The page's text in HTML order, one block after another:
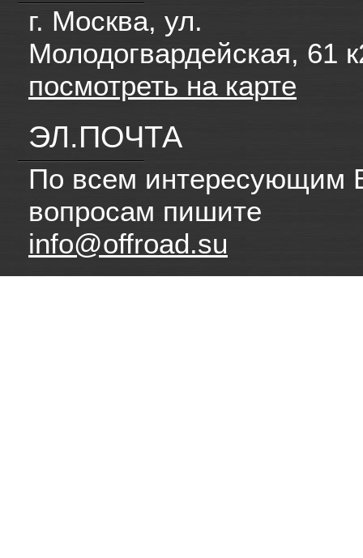
г. Москва, ул.
Молодогвардейская, 61
посмотреть на карте
ЭЛ.ПОЧТА
По всем интересующим
вопросам пишите
info@offroad.su